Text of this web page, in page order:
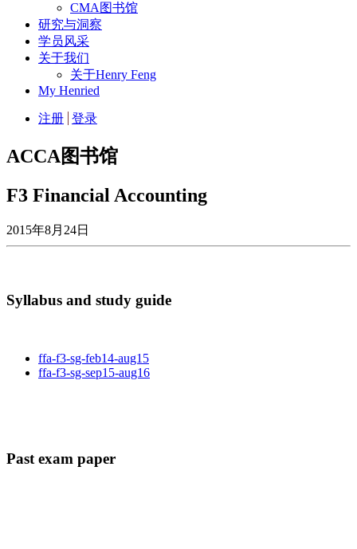
CMA图书馆
研究与洞察
学员风采
关于我们
关于Henry Feng
My Henried
注册 登录
ACCA图书馆
F3 Financial Accounting
2015年8月24日
Syllabus and study guide
ffa-f3-sg-feb14-aug15
ffa-f3-sg-sep15-aug16
Past exam paper